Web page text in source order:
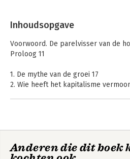
Inhoudsopgave
Voorwoord. De parelvisser van de
Proloog 11
1. De mythe van de groei 17
2. Wie heeft het kapitalisme
8. Een bladerdak van hoop 155
9. De kunst van de macht 173
Anderen die dit boek